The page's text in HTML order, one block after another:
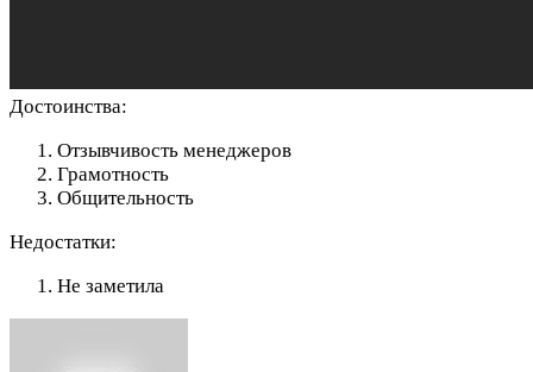
Достоинства:
Отзывчивость менеджеров
Грамотность
Общительность
Недостатки:
Не заметила